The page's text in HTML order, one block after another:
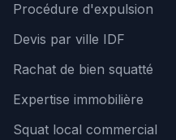
Procédure d'expulsion
Devis par ville IDF
Rachat de bien squatté
Expertise immobilière
Squat local commercial